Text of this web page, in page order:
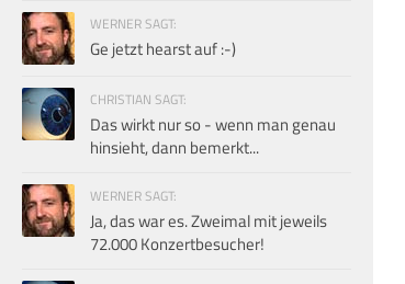
WERNER SAGT:
Ge jetzt hearst auf :-)
CHRISTIAN SAGT:
Das wirkt nur so - wenn man genau
hinsieht, dann bemerkt...
WERNER SAGT:
Ja, das war es. Zweimal mit jeweils
72.000 Konzertbesucher!